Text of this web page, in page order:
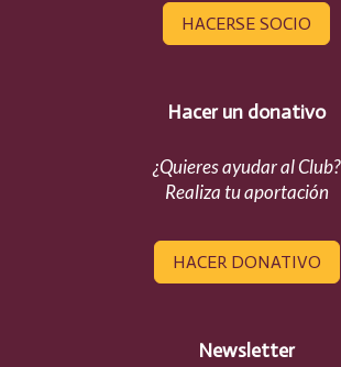
HACERSE SOCIO
Hacer un donativo
¿Quieres ayudar al Club?
Realiza tu aportación
HACER DONATIVO
Newsletter